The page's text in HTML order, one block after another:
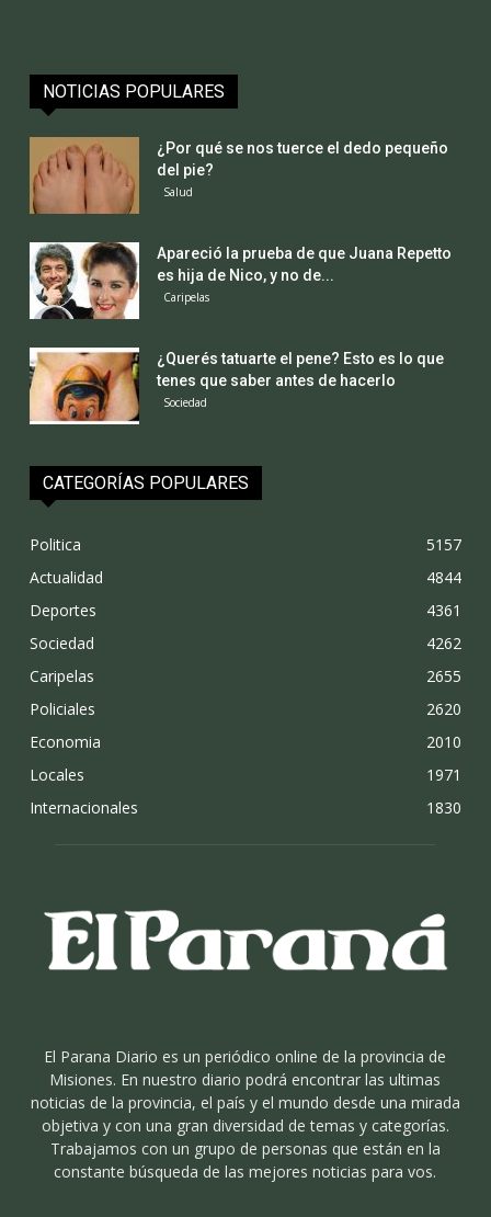
NOTICIAS POPULARES
¿Por qué se nos tuerce el dedo pequeño
del pie?
Salud
Apareció la prueba de que Juana Repetto
es hija de Nico, y no de...
Caripelas
¿Querés tatuarte el pene? Esto es lo que
tenes que saber antes de hacerlo
Sociedad
CATEGORÍAS POPULARES
Politica
5157
Actualidad
4844
Deportes
4361
Sociedad
4262
Caripelas
2655
Policiales
2620
Economia
2010
Locales
1971
Internacionales
1830
El Parana Diario es un periódico online de la provincia de
Misiones. En nuestro diario podrá encontrar las ultimas
noticias de la provincia, el país y el mundo desde una mirada
objetiva y con una gran diversidad de temas y categorías.
Trabajamos con un grupo de personas que están en la
constante búsqueda de las mejores noticias para vos.